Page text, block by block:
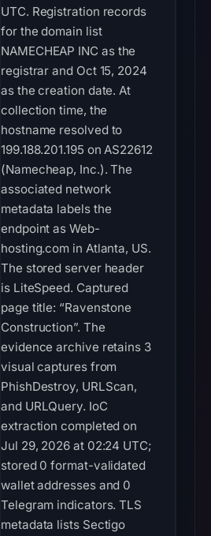
UTC. Registration records
for the domain list
NAMECHEAP INC as the
registrar and Oct 15, 2024
as the creation date. At
collection time, the
hostname resolved to
199.188.201.195 on AS22612
(Namecheap, Inc.). The
associated network
metadata labels the
endpoint as Web-
hosting.com in Atlanta, US.
The stored server header
is LiteSpeed. Captured
page title: “Ravenstone
Construction”. The
evidence archive retains 3
visual captures from
PhishDestroy, URLScan,
and URLQuery. IoC
extraction completed on
Jul 29, 2026 at 02:24 UTC;
stored 0 format-validated
wallet addresses and 0
Telegram indicators. TLS
metadata lists Sectigo